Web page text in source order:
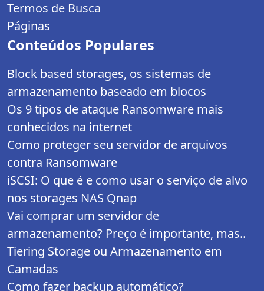
Termos de Busca
Páginas
Conteúdos Populares
Block based storages, os sistemas de
armazenamento baseado em blocos
Os 9 tipos de ataque Ransomware mais
conhecidos na internet
Como proteger seu servidor de arquivos
contra Ransomware
iSCSI: O que é e como usar o serviço de alvo
nos storages NAS Qnap
Vai comprar um servidor de
armazenamento? Preço é importante, mas..
Tiering Storage ou Armazenamento em
Camadas
Como fazer backup automático?